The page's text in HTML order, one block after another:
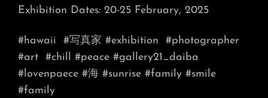
Exhibition Dates: 20-25 February, 2025
#hawaii #写真家 #exhibition
#photographer
#art
#chill #peace #gallery21_daiba
#lovenpaece #海 #sunrise #family #smile
#family